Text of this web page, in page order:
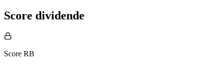
Score dividende
Score RB